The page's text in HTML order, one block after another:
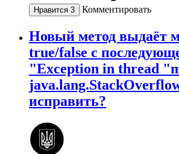
Нравится 3 Комментировать
Новый метод выдаёт
true/false с
"Exception in thread
исправить?